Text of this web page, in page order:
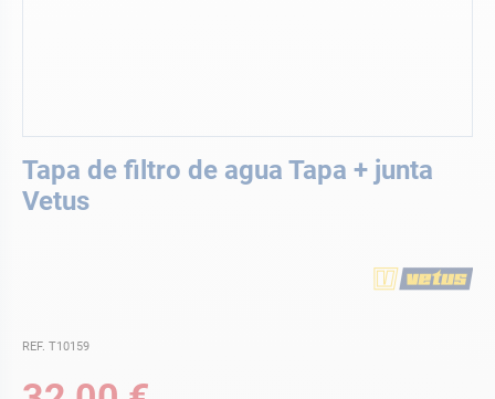
Tapa de filtro de agua Tapa + junta
Vetus
REF. T10159
al
comienzo
de